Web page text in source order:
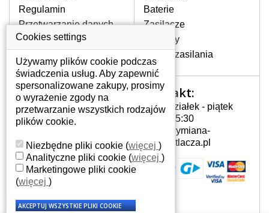
W JAKI SPOSÓB MOŻE SIĘ
PRZEJAWIAĆ USTERKA
Częstymi objawami są pomijanie liter
czy wyświetlanie innych liter oraz
dublowanie tych samych znaków. W
przypadku podlicia klawisze nie
powrócą do pierwotnej pozycji. Albo
też uszkodzenie mechaniczne, np.
JAK TO DZIAŁA?
Klawiatura składa się z kilku
warstw folii, z których przewodzą
przewodzące warstwy.
Regulamin
Przetwarzanie danych
osobowych
Gdzie nas znajdziesz
Baterie
Zasilacze
Zawiasy
Złącza zasilania
Twoje konto
Twoje konto
Dane osobowe
Adresy
Historia zamówień
Kontakt:
Poniedziałek - piątek
7:00 - 15:30
info@wymiana-
wyswietlacza.pl
Cookies settings
Używamy plików cookie podczas
świadczenia usług. Aby zapewnić
spersonalizowane zakupy, prosimy
o wyrażenie zgody na
przetwarzanie wszystkich rodzajów
plików cookie.
Niezbędne pliki cookie (więcej )
Analityczne pliki cookie (więcej )
Marketingowe pliki cookie
(więcej )